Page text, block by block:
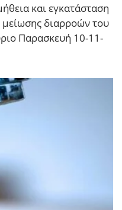
και εγκατάσταση
διαρροών του
Παρασκευή 10-11-